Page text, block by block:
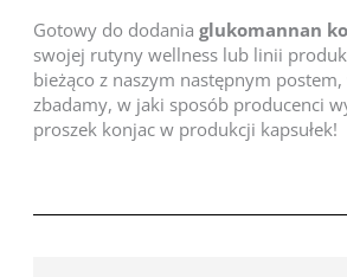
Gotowy do dodania glukomannan
swojej rutyny wellness lub linii
bieżąco z naszym następnym
zbadamy, w jaki sposób producenci
proszek konjac w produkcji kapsułek!